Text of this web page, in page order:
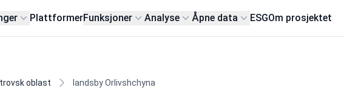
PlattformerFunksjoner Analyse Åpne data ESGOm prosjektet
oblast landsby Orlivshchyna